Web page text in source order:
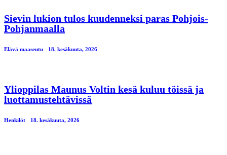
Sievin lukion tulos kuudenneksi paras Pohjois-
Pohjanmaalla
Elävä maaseutu 18. kesäkuuta, 2026
Ylioppilas Maunus Voltin kesä kuluu töissä ja
luottamustehtävissä
Henkilöt 18. kesäkuuta, 2026